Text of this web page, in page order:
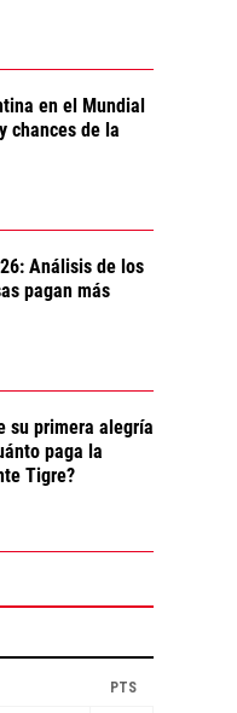
en el Mundial
chances de la
Análisis de los
pagan más
su primera alegría
paga la
Tigre?